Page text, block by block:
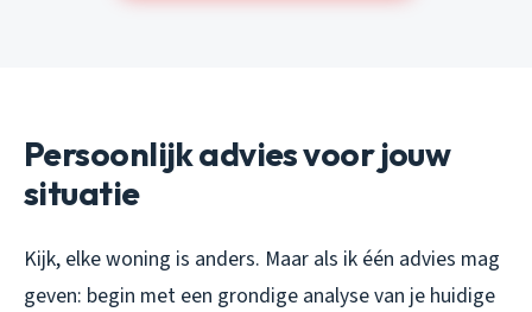
Persoonlijk advies voor jouw
situatie
Kijk, elke woning is anders. Maar als ik één advies mag
geven: begin met een grondige analyse van je huidige